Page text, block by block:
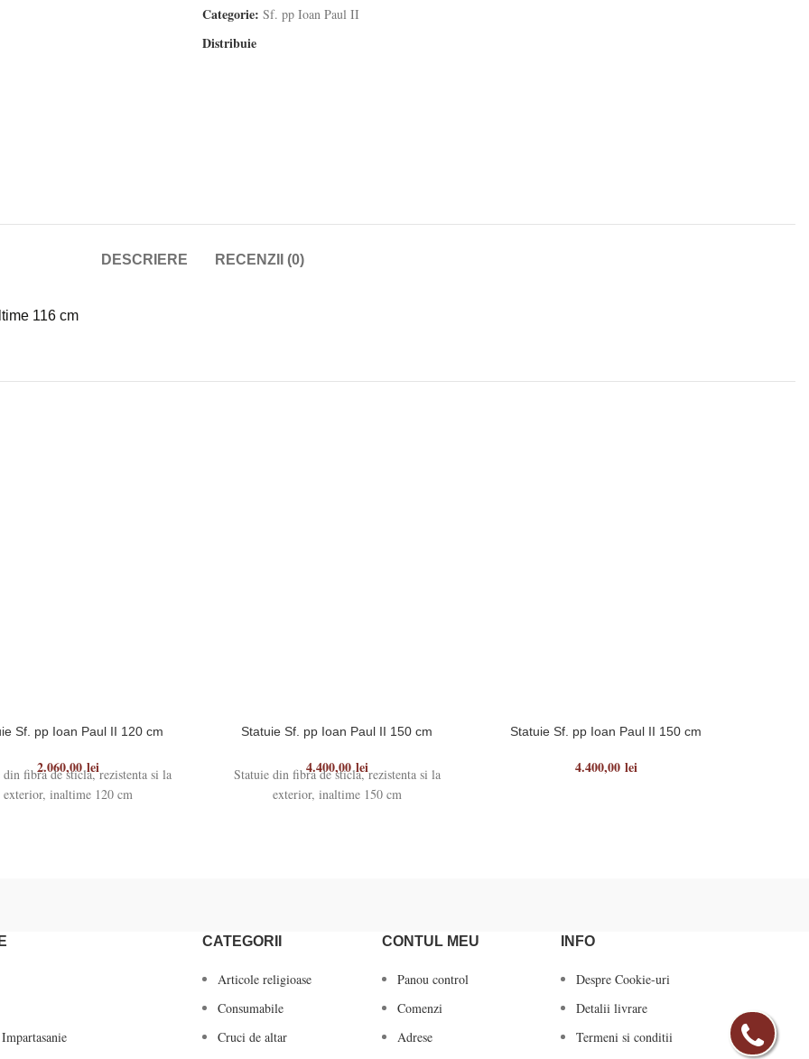
Categorie: Sf. pp Ioan Paul II
Distribuie
DESCRIERE RECENZII (0)
116 cm
Sf. pp Ioan Paul II 120 cm
2.060,00lei
din fibra de sticla, rezistenta si la
exterior, inaltime 120 cm
Statuie Sf. pp Ioan Paul II 150 cm
4.400,00lei
Statuie din fibra de sticla, rezistenta si la
exterior, inaltime 150 cm
Statuie Sf. pp Ioan Paul II 150 cm
4.400,00 lei
CATEGORII
Articole religioase
Consumabile
Cruci de altar
CONTUL MEU
Panou control
Comenzi
Adrese
INFO
Despre Cookie-uri
Detalii livrare
Termeni si conditii